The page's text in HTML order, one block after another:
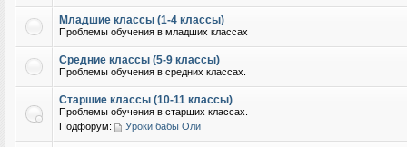
Младшие классы (1-4 классы)
Проблемы обучения в младших классах
Средние классы (5-9 классы)
Проблемы обучения в средних классах.
Старшие классы (10-11 классы)
Проблемы обучения в старших классах.
Подфорум:
Уроки бабы Оли